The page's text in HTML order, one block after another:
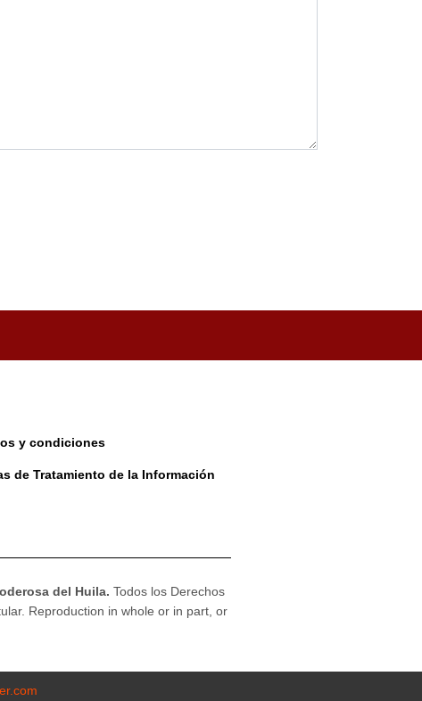
y condiciones
de Tratamiento de la Información
del Huila. Todos los Derechos
Reproduction in whole or in part, or